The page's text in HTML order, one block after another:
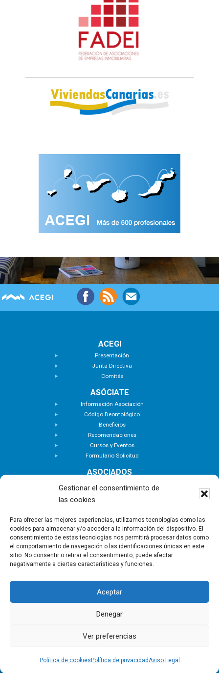
Gestionar el consentimiento de
las cookies
Para ofrecer las mejores experiencias, utilizamos tecnologías como las
cookies para almacenar y/o acceder a la información del dispositivo. El
consentimiento de estas tecnologías nos permitirá procesar datos como
el comportamiento de navegación o las identificaciones únicas en este
sitio. No consentir o retirar el consentimiento, puede afectar
negativamente a ciertas características y funciones.
Aceptar
Denegar
Ver preferencias
Política de cookies Política de privacidadAviso Legal
ACEGI
Presentación
Junta Directiva
Comités
ASÓCIATE
Información Asociación
Código Deontológico
Beneficios
Recomendaciones
Cursos y Eventos
Formulario Solicitud
ASOCIADOS
Zona Privada
ACTUALIDAD
Notas de Prensa
Noticias
Nuevas Incorporaciones
CONTACTO
Copyright © - Asociación Canaria de Empresas de
Política de privacidad
Política de Cookies